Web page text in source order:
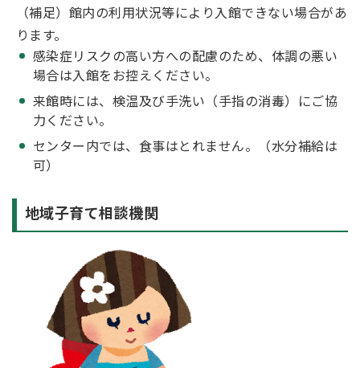
（補足）館内の利用状況等により入館できない場合があ
ります。
感染症リスクの高い方への配慮のため、体調の悪い
場合は入館をお控えください。
来館時には、検温及び手洗い（手指の消毒）にご協
力ください。
センター内では、食事はとれません。（水分補給は
可）
地域子育て相談機関